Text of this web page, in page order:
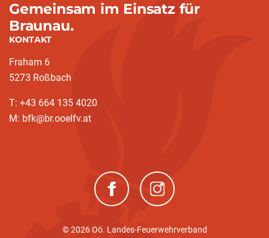
Gemeinsam im Einsatz für
Braunau.
KONTAKT
Fraham 6
5273 Roßbach
T: +43 664 135 4020
M: bfk@br.ooelfv.at
(neues Fenster)(neues Fenster)
© 2026 Oö. Landes-Feuerwehrverband